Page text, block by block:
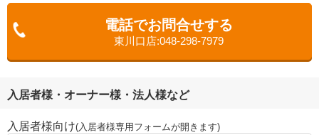
電話でお問合せする
東川口店:048-298-7979
入居者様・オーナー様・法人様など
入居者様向け(入居者様専用フォームが開きます)